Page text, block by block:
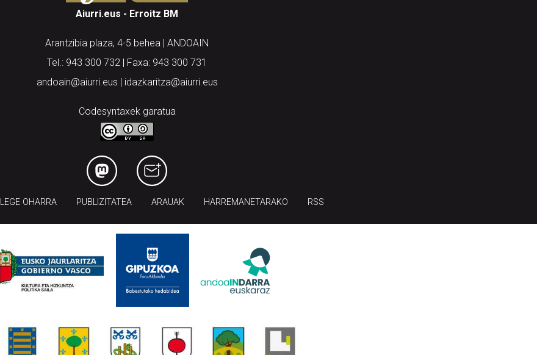
Aiurri.eus - Erroitz BM
Arantzibia plaza, 4-5 behea | ANDOAIN
Tel.: 943 300 732 | Faxa: 943 300 731
andoain@aiurri.eus | idazkaritza@aiurri.eus
Codesyntaxek garatua
LEGE OHARRA PUBLIZITATEA ARAUAK HARREMANETARAKO RSS